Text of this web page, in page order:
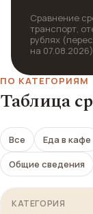
Сравнение
транспорт,
рублях
на
ПО КАТЕГОРИЯМ
Таблица
Все Еда в кафе
Общие сведения
КАТЕГОРИЯ